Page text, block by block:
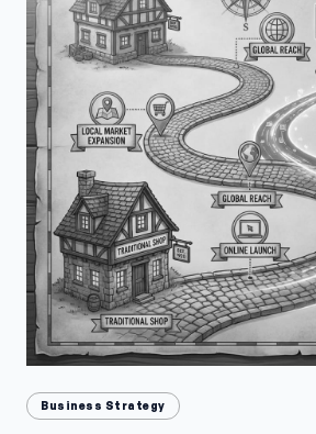
Business Strategy